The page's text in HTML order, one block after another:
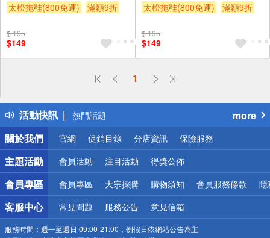
太松拖鞋(800免運)
滿額9折
$ 195
$149
太松拖鞋(800免運)
滿額9折
$ 195
$149
1
活動快訊
偏遠地區配送
得獎公告
熱門話題
銀行優惠
偏遠地區配送
詐騙網頁！請小心！
more
關於我們
官網 促銷目錄 分店資訊 保險服務
主題活動 會員活動 注目活動 得獎公佈
會員專區 會員專區 大宗採購 購物須知 會員服務條款 隱
客服中心 常見問題 服務公告 意見信箱
服務時間： 週一至週日 09:00-21:00，例假日依網站公告為主